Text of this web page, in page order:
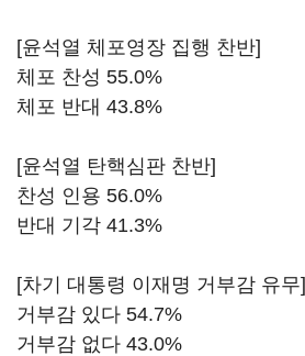
[윤석열 체포영장 집행 찬반]
체포 찬성 55.0%
체포 반대 43.8%
[윤석열 탄핵심판 찬반]
찬성 인용 56.0%
반대 기각 41.3%
[차기 대통령 이재명 거부감 유무]
거부감 있다 54.7%
거부감 없다 43.0%